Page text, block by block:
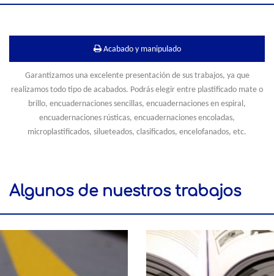
Acabado y manipulado
Garantizamos una excelente presentación de sus trabajos, ya que
realizamos todo tipo de acabados. Podrás elegir entre plastificado mate o
brillo, encuadernaciones sencillas, encuadernaciones en espiral,
encuadernaciones rústicas, encuadernaciones encoladas,
microplastificados, silueteados, clasificados, encelofanados, etc.
Algunos de nuestros trabajos